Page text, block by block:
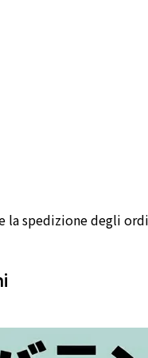
la spedizione degli